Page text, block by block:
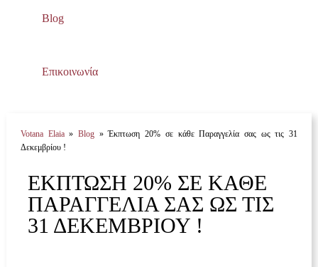
Blog
Επικοινωνία
Votana Elaia»Blog »Έκπτωση 20% σε κάθε Παραγγελία σας ως τις 31
Δεκεμβρίου !
ΈΚΠΤΩΣΗ 20% ΣΕ ΚΆΘΕ
ΠΑΡΑΓΓΕΛΊΑ ΣΑΣ ΩΣ ΤΙΣ
31 ΔΕΚΕΜΒΡΊΟΥ !